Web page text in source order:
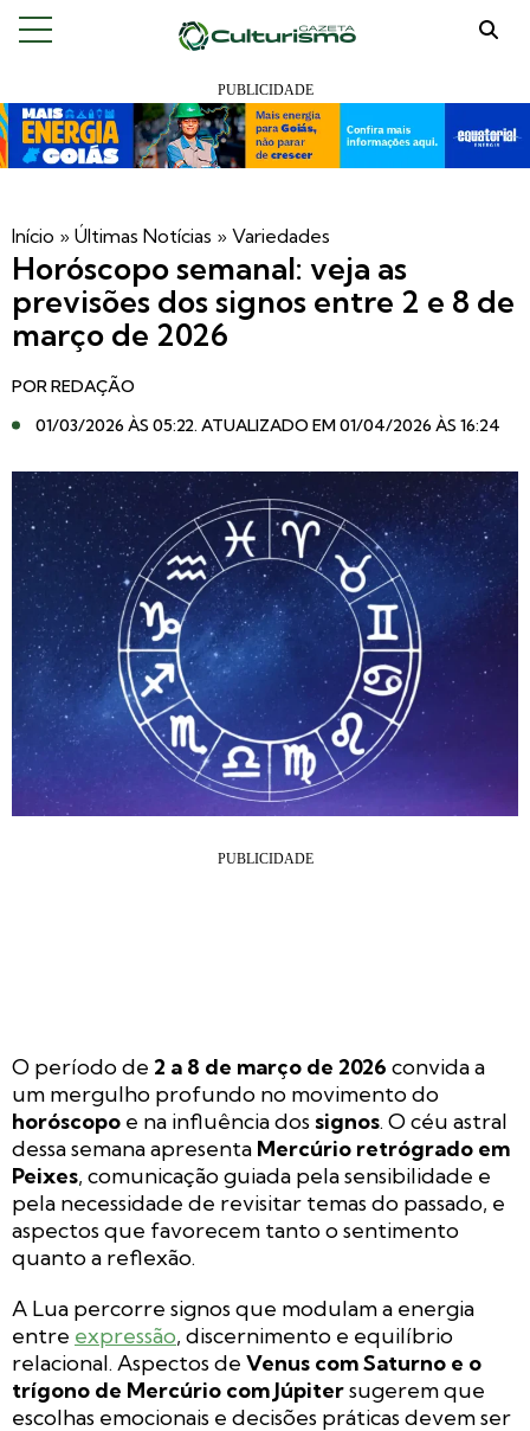
Início » Últimas Notícias » Variedades
Horóscopo semanal: veja as
previsões dos signos entre 2 e 8 de
março de 2026
PORREDAÇÃO
01/03/2026 ÀS 05:22. ATUALIZADO EM 01/04/2026 ÀS 16:24
O período de 2 a 8 de março de 2026 convida a
um mergulho profundo no movimento do
horóscopo e na influência dossignos. O céu astral
dessa semana apresenta Mercúrio retrógrado em
Peixes, comunicação guiada pela sensibilidade e
pela necessidade de revisitar temas do passado, e
aspectos que favorecem tanto o sentimento
quanto a reflexão.
A Lua percorre signos que modulam a energia
entre expressão, discernimento e equilíbrio
relacional. Aspectos de Venus com Saturno e o
trígono de Mercúrio com Júpitersugerem que
escolhas emocionais e decisões práticas devem ser